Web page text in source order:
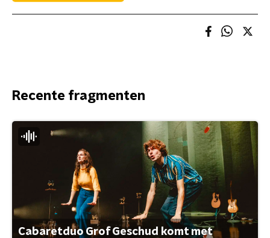
Recente fragmenten
Cabaretduo Grof Geschud komt met